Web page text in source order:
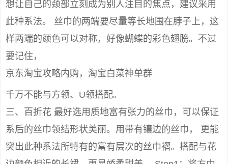
想让自己的颈部立刻成为别人注目的焦点，建议采用
此种系法。 丝巾的两端要尽量等长地围在脖子上，这
样两端的颜色可以对称，好像蝴蝶的彩色翅膀。不过
要记住，
京东淘宝攻略内购，淘宝白菜神单群
千万不能与方领、U领搭配。
三、百折花 最好选用质地富有张力的丝巾，可以保证
系后的丝巾领结形状美丽。用带有镶边的丝巾， 更能
突出此种系法所特有的富有层次的丝巾褶。搭配与花